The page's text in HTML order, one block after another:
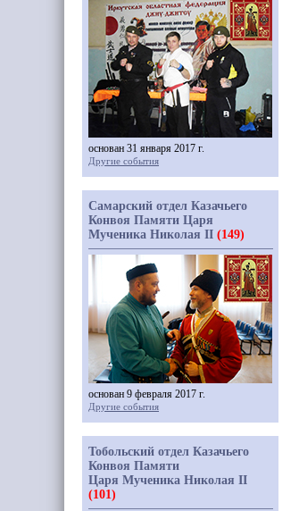
основан 31 января 2017 г.
Другие события
Самарский отдел Казачьего
Конвоя Памяти Царя
Мученика Николая II (149)
основан 9 февраля 2017 г.
Другие события
Тобольский отдел Казачьего
Конвоя Памяти
Царя Мученика Николая II
(101)